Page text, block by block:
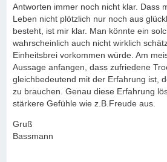
Antworten immer noch nicht klar. Dass
Leben nicht plötzlich nur noch aus
besteht, ist mir klar. Man könnte ein
wahrscheinlich auch nicht wirklich
Einheitsbrei vorkommen würde. Am
Aussage anfangen, dass zufriedene
gleichbedeutend mit der Erfahrung ist,
zu brauchen. Genau diese Erfahrung
stärkere Gefühle wie z.B.Freude aus.
Gruß
Bassmann